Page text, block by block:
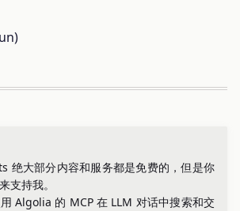
绝大部分内容和服务都是免费的，但是你
支持我。
Algolia 的 MCP 在 LLM 对话中搜索和交